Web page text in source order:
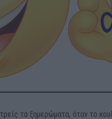
τα ξημερώματα, όταν το